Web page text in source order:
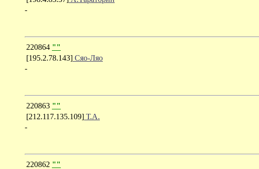
-
220864 ""
[195.2.78.143] Сяо-Ляо
-
220863 ""
[212.117.135.109] Т.А.
-
220862 ""